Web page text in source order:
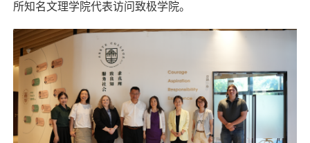
所知名文理学院代表访问致极学院。